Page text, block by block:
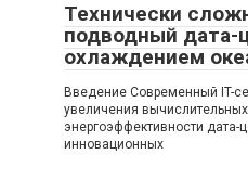
Технически
подводный дата-
охлаждением
Введение Современный IT-
увеличения
энергоэффективности дата-
инновационных